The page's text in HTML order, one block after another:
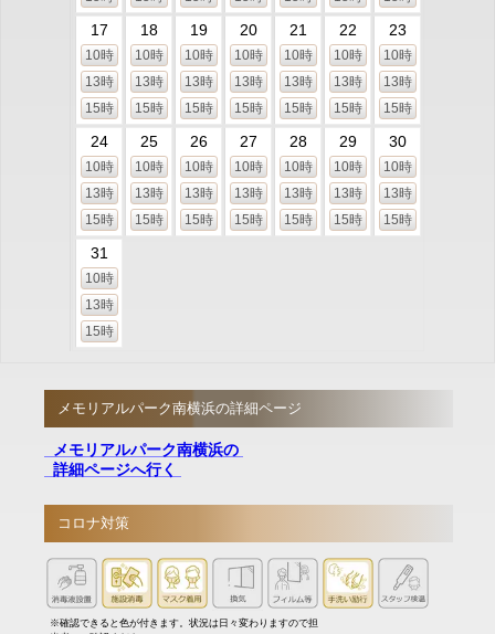
17
10時
13時
15時
18
10時
13時
15時
19
10時
13時
15時
20
10時
13時
15時
21
10時
13時
15時
22
10時
13時
15時
23
10時
13時
15時
24
10時
13時
15時
25
10時
13時
15時
26
10時
13時
15時
27
10時
13時
15時
28
10時
13時
15時
29
10時
13時
15時
30
10時
13時
15時
31
10時
13時
15時
メモリアルパーク南横浜の詳細ページ
メモリアルパーク南横浜の
詳細ページへ行く
コロナ対策
※確認できると色が付きます。状況は日々変わりますので担